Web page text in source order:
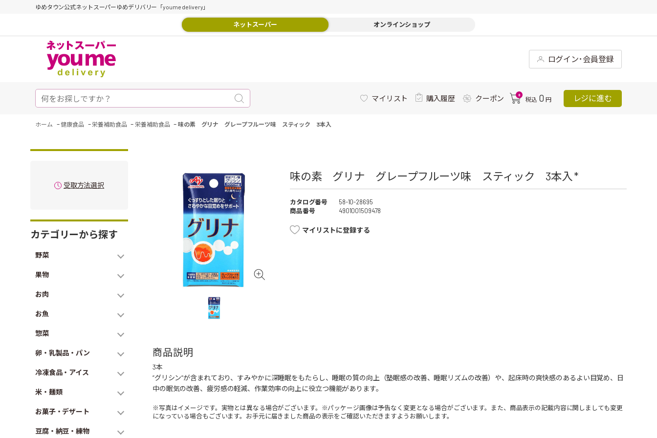
ゆめタウン公式ネットスーパーゆめデリバリー「youme delivery」
ネットスーパー オンラインショップ
ログイン･会員登録
マイリスト 購入履歴 クーポン 0
税込 0 円 レジに進む
ホーム -健康食品 - 栄養補助食品 - 栄養補助食品 -味の素 グリナ グレープフルーツ味 スティック 3本入
受取方法選択
カテゴリーから探す
野菜
果物
お肉
お魚
惣菜
卵・乳製品・パン
冷凍食品・アイス
米・麺類
お菓子・デザート
豆腐・納豆・練物
味の素 グリナ グレープフルーツ味 スティック 3本入 *
カタログ番号
58-10-28695
商品番号
4901001509478
マイリストに登録する
商品説明
3本
”グリシン”が含まれており、すみやかに深睡眠をもたらし、睡眠の質の向上（塾眠感の改善、睡眠リズムの改善）や、起床時の爽快感のあるよい目覚め、日
中の眠気の改善、疲労感の軽減、作業効率の向上に役立つ機能があります。
※写真はイメージです。実物とは異なる場合がございます。※パッケージ画像は予告なく変更となる場合がございます。また、商品表示の記載内容に関しましても変更
になっている場合もございます。お手元に届きました商品の表示をご確認いただきますようお願いします。